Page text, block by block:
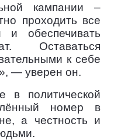
кампании –
проходить все
и обеспечивать
Оставаться
к себе
— уверен он.
в политической
номер в
а честность и